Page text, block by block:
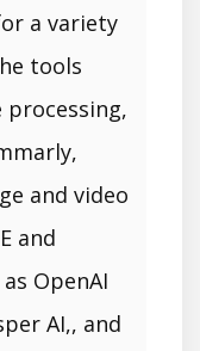
a variety
tools
and video
and
OpenAI
AI,, and